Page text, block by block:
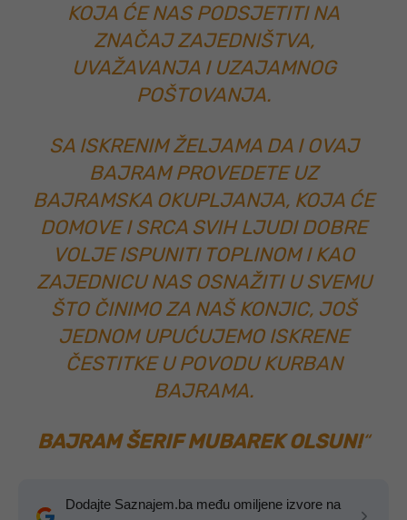
KOJA ĆE NAS PODSJETITI NA
ZNAČAJ ZAJEDNIŠTVA,
UVAŽAVANJA I UZAJAMNOG
POŠTOVANJA.
SA ISKRENIM ŽELJAMA DA I OVAJ
BAJRAM PROVEDETE UZ
BAJRAMSKA OKUPLJANJA, KOJA ĆE
DOMOVE I SRCA SVIH LJUDI DOBRE
VOLJE ISPUNITI TOPLINOM I KAO
ZAJEDNICU NAS OSNAŽITI U SVEMU
ŠTO ČINIMO ZA NAŠ KONJIC, JOŠ
JEDNOM UPUĆUJEMO ISKRENE
ČESTITKE U POVODU KURBAN
BAJRAMA.
BAJRAM ŠERIF MUBAREK OLSUN!“
Dodajte Saznajem.ba među omiljene izvore na